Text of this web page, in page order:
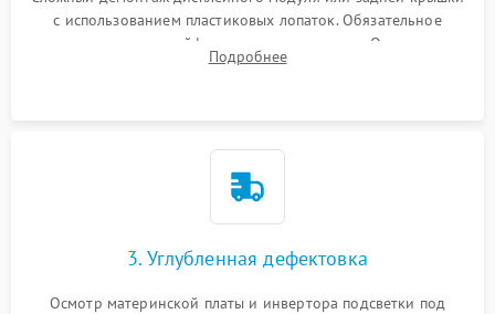
с использованием пластиковых лопаток. Обязательное
отключение шлейфов матрицы и питания. Очистка
массивной системы охлаждения от скопившейся пыли.
Подробнее
3. Углубленная дефектовка
Осмотр материнской платы и инвертора подсветки под